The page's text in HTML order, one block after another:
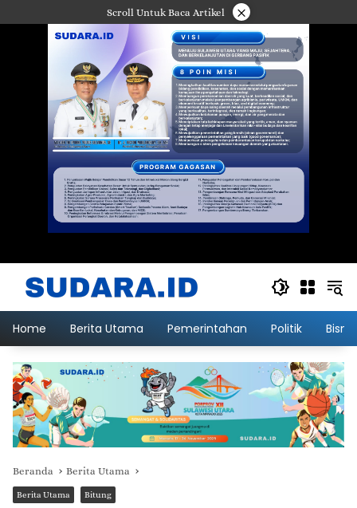
ke
Scroll Untuk Baca Artikel ×
Home Berita Utama Pemerintahan Politik
Beranda Berita Utama
Berita Utama Bitung